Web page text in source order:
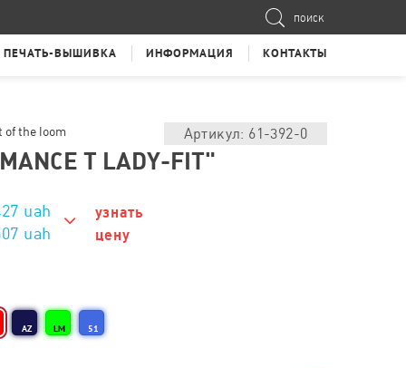
ПОИСК
ПЕЧАТЬ-ВЫШИВКА ИНФОРМАЦИЯ КОНТАКТЫ
of the loom Артикул: 61-392-0
T LADY-FIT"
uah
uah
uah
uah
узнать
цену
AZ LM 51